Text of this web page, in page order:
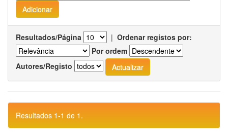
Resultados/Página | Ordenar registos por:
Por ordem
Autores/Registo
Resultados 1-1 de 1.